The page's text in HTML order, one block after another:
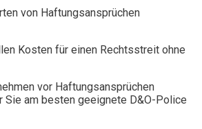
von Haftungsansprüchen
Kosten für einen Rechtsstreit ohne
vor Haftungsansprüchen
Sie am besten geeignete D&O-Police